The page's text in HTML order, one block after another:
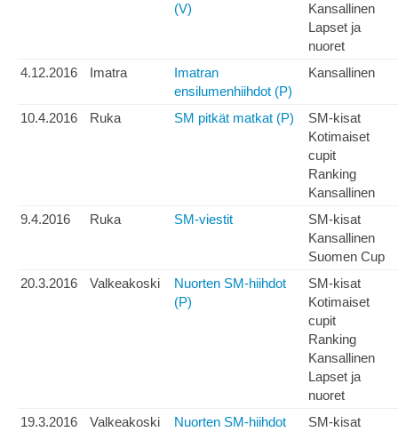
(V)
Kansallinen
Lapset ja
nuoret
4.12.2016
Imatra
Imatran
ensilumenhiihdot (P)
Kansallinen
10.4.2016 Ruka SM pitkät matkat (P)
SM-kisat
Kotimaiset
cupit
Ranking
Kansallinen
9.4.2016
Ruka SM-viestit
SM-kisat
Kansallinen
Suomen Cup
20.3.2016
Valkeakoski
Nuorten SM-hiihdot
(P)
SM-kisat
Kotimaiset
cupit
Ranking
Kansallinen
Lapset ja
nuoret
19.3.2016
Valkeakoski
Nuorten SM-hiihdot
SM-kisat